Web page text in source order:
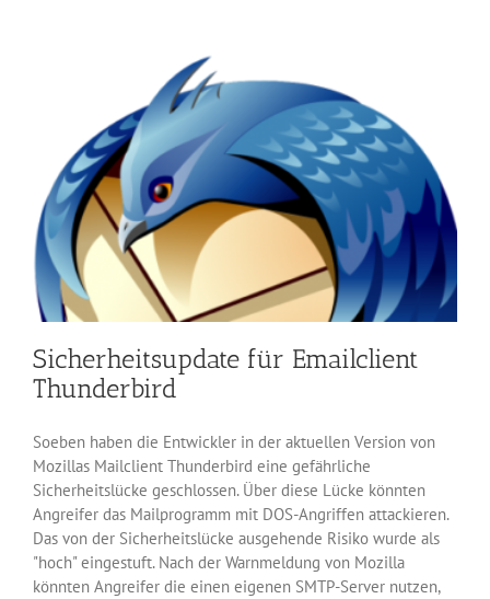
Sicherheitsupdate für Emailclient
Thunderbird
Soeben haben die Entwickler in der aktuellen Version von
Mozillas Mailclient Thunderbird eine gefährliche
Sicherheitslücke geschlossen. Über diese Lücke könnten
Angreifer das Mailprogramm mit DOS-Angriffen attackieren.
Das von der Sicherheitslücke ausgehende Risiko wurde als
"hoch" eingestuft. Nach der Warnmeldung von Mozilla
könnten Angreifer die einen eigenen SMTP-Server nutzen,